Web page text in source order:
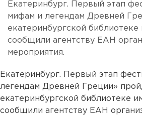
Екатеринбург. Первый этап
мифам и легендам Древней
екатеринбургской библиотеке
сообщили агентству ЕАН
мероприятия.
Екатеринбург. Первый этап
легендам Древней Греции»
екатеринбургской библиотеке
сообщили агентству ЕАН